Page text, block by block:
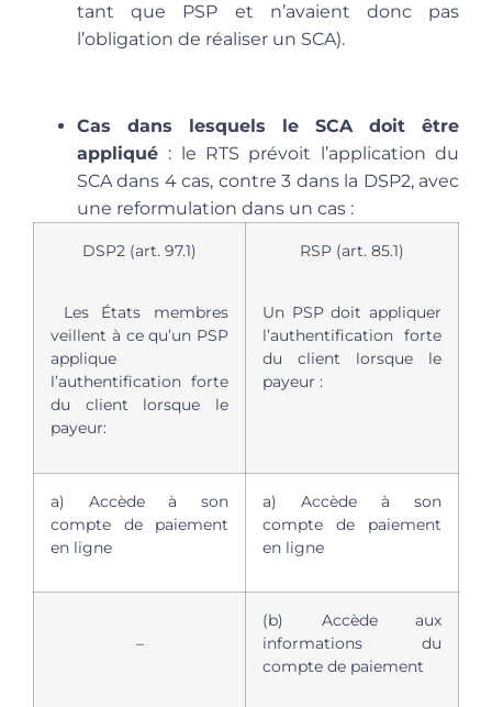
tant que PSP et n’avaient donc pas
l’obligation de réaliser un SCA).
Cas dans lesquels le SCA doit être
appliqué : le RTS prévoit l’application du
SCA dans 4 cas, contre 3 dans la DSP2, avec
une reformulation dans un cas :
DSP2 (art. 97.1)
Les États membres
veillent à ce qu’un PSP
applique
l’authentification forte
du client lorsque le
payeur:
RSP (art. 85.1)
Un PSP doit appliquer
l’authentification forte
du client lorsque le
payeur :
a) Accède à son
compte de paiement
en ligne
a) Accède à son
compte de paiement
en ligne
–
(b) Accède aux
informations du
compte de paiement